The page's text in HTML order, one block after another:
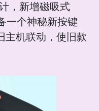
，新增磁吸式
一个神秘新按键
机联动，使旧款